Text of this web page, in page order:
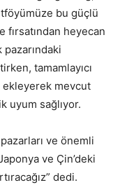
bu güçlü
fırsatından heyecan
tamamlayıcı
mevcut
uyum sağlıyor.
ve önemli
ve Çin’deki
dedi.